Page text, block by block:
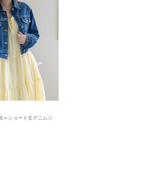
≫ショート丈デニムジ